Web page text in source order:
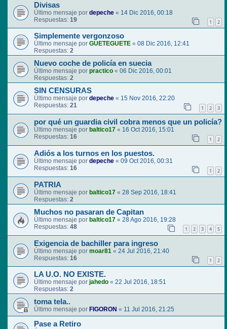
Divisas
Último mensaje por depeche « 14 Dic 2016, 00:18
Respuestas: 19 1 2
Simplemente vergonzoso
Último mensaje por GUETEGUETE « 08 Dic 2016, 12:41
Respuestas: 2
Nuevo coche de policía en suecia
Último mensaje por practico « 06 Dic 2016, 00:01
Respuestas: 2
SIN CENSURAS
Último mensaje por depeche « 15 Nov 2016, 22:20
Respuestas: 21 1 2 3
por qué un guardia civil cobra menos que un policía?
Último mensaje por baltico17 « 16 Oct 2016, 15:01
Respuestas: 16 1 2
Adiós a los turnos en los puestos.
Último mensaje por depeche « 09 Oct 2016, 00:31
Respuestas: 16 1 2
PATRIA
Último mensaje por baltico17 « 28 Sep 2016, 18:41
Respuestas: 2
Muchos no pasaran de Capitan
Último mensaje por baltico17 « 28 Ago 2016, 19:28
Respuestas: 48 1 2 3 4 5
Exigencia de bachiller para ingreso
Último mensaje por moar81 « 24 Jul 2016, 21:40
Respuestas: 16 1 2
LA U.O. NO EXISTE.
Último mensaje por jahedo « 22 Jul 2016, 18:51
Respuestas: 2
toma tela..
Último mensaje por FIGORON « 11 Jul 2016, 21:25
Pase a Retiro